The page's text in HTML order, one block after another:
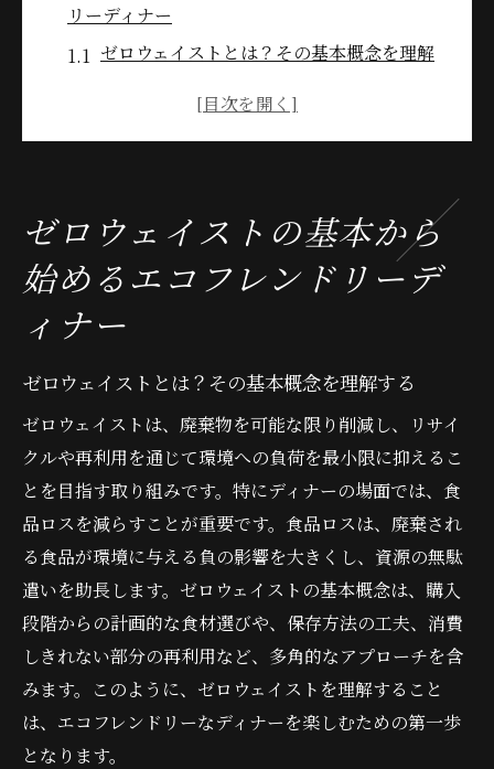
リーディナー
ゼロウェイストとは？その基本概念を理解
環境に優しい調味料と保存方法の工夫
持続可能なキッチンのための整理整頓術
食材選びで変わる持続可能なディナーの魅力
旬の食材を活用した料理のメリット
無駄を出さない食材の使い切りテクニック
オーガニック食材を賢く選ぶポイント
エコフレンドリーな食材調達の方法
持続可能な海産物を取り入れるディナーア
イデア
野菜中心の食生活がもたらす環境への貢献
地元産のメリットを活かしたゼロウェイストデ
ィナー
地元の農産物を取り入れる利点
ゼロウェイストの基本から
始めるエコフレンドリーデ
ィナー
ゼロウェイストとは？その基本概念を理解する
ゼロウェイストは、廃棄物を可能な限り削減し、リサイ
クルや再利用を通じて環境への負荷を最小限に抑えるこ
とを目指す取り組みです。特にディナーの場面では、食
品ロスを減らすことが重要です。食品ロスは、廃棄され
る食品が環境に与える負の影響を大きくし、資源の無駄
遣いを助長します。ゼロウェイストの基本概念は、購入
段階からの計画的な食材選びや、保存方法の工夫、消費
しきれない部分の再利用など、多角的なアプローチを含
みます。このように、ゼロウェイストを理解すること
は、エコフレンドリーなディナーを楽しむための第一歩
となります。